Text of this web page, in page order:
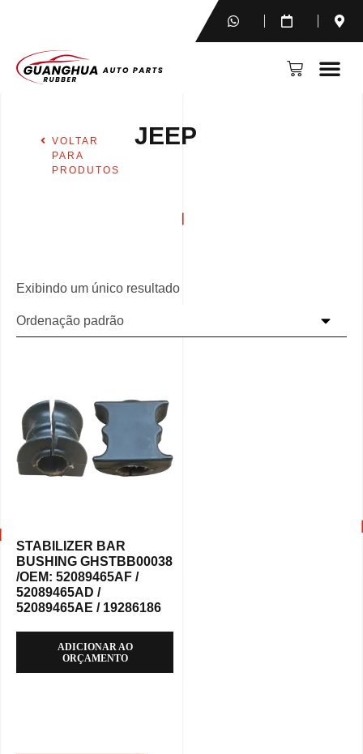
VOLTAR
PARA
PRODUTOS
JEEP
Exibindo um único resultado
STABILIZER BAR
BUSHING GHSTBB00038
/OEM: 52089465AF /
52089465AD /
52089465AE / 19286186
ADICIONAR AO
ORÇAMENTO